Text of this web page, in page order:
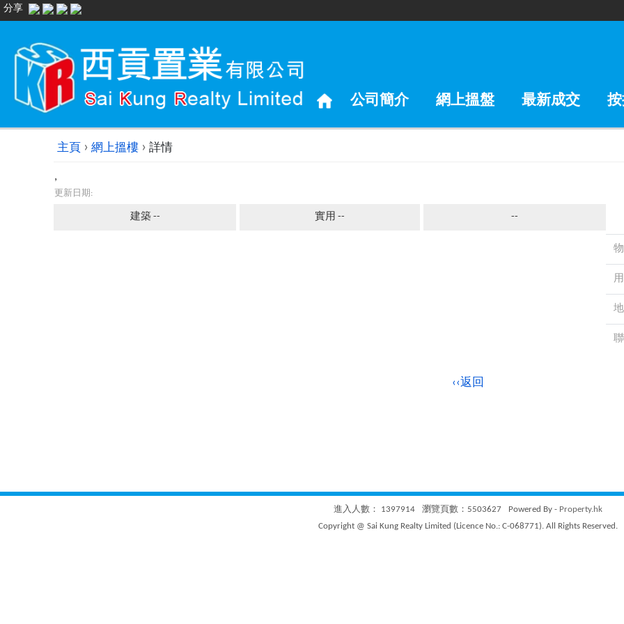
分享
公司簡介 網上搵盤 最新成交
主頁 › 網上搵樓 › 詳情
,
更新日期:
建築 -- 實用 -- --
‹‹返回
進入人數： 1397914 瀏覽頁數：5503627 Powered By - Property.hk
Copyright @ Sai Kung Realty Limited (Licence No.: C-068771). All Rights Reserved.